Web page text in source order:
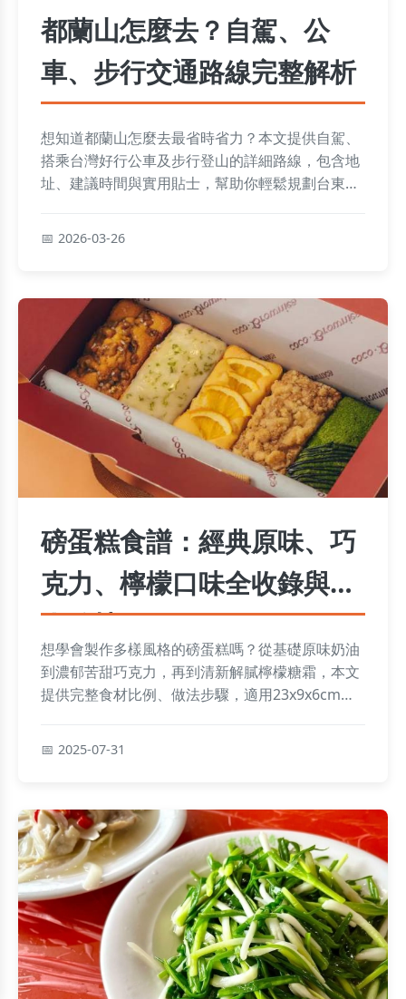
都蘭山怎麼去？自駕、公
車、步行交通路線完整解析
想知道都蘭山怎麼去最省時省力？本文提供自駕、
搭乘台灣好行公車及步行登山的詳細路線，包含地
址、建議時間與實用貼士，幫助你輕鬆規劃台東都
2026-03-26
磅蛋糕食譜：經典原味、巧
克力、檸檬口味全收錄與職
人秘技
想學會製作多樣風格的磅蛋糕嗎？從基礎原味奶油
到濃郁苦甜巧克力，再到清新解膩檸檬糖霜，本文
提供完整食材比例、做法步驟，適用23x9x6cm長
2025-07-31